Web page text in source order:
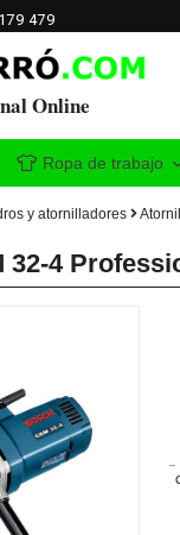
479
Online
Ropa de trabajo
y atornilladores
4